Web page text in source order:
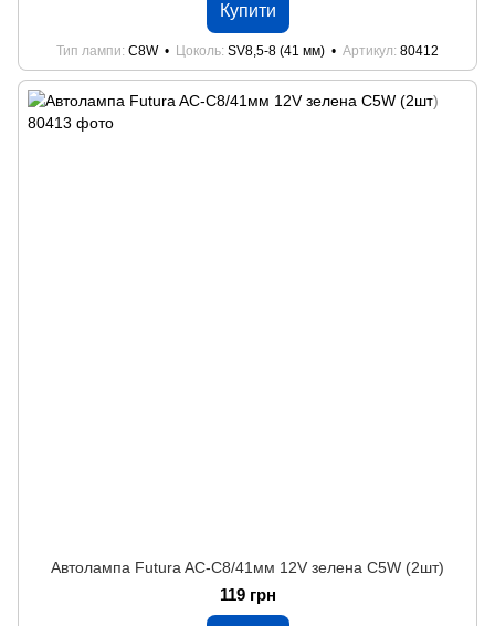
Купити
Тип лампи C8W Цоколь SV8,5-8 (41 мм) Артикул 80412
Автолампа Futura AC-C8/41мм 12V зелена C5W (2шт)
119 грн